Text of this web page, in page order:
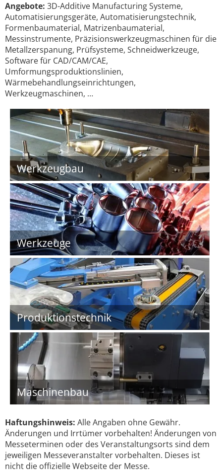
Angebote: 3D-Additive Manufacturing Systeme,
Automatisierungsgeräte, Automatisierungstechnik,
Formenbaumaterial, Matrizenbaumaterial,
Messinstrumente, Präzisionswerkzeugmaschinen für die
Metallzerspanung, Prüfsysteme, Schneidwerkzeuge,
Software für CAD/CAM/CAE,
Umformungsproduktionslinien,
Wärmebehandlungseinrichtungen,
Werkzeugmaschinen, …
Werkzeugbau
Werkzeuge
Produktionstechnik
Maschinenbau
Haftungshinweis: Alle Angaben ohne Gewähr.
Änderungen und Irrtümer vorbehalten! Änderungen von
Messeterminen oder des Veranstaltungsorts sind dem
jeweiligen Messeveranstalter vorbehalten. Dieses ist
nicht die offizielle Webseite der Messe.